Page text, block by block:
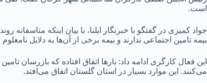
است.
جواد کمیزی در گفتگو با خبرنگار ایلنا، با بیان اینکه
بیمه تامین اجتماعی ندارند و بیمه برخی از آن‌ها به دلایل
این فعال کارگری ادامه داد: بارها اتفاق افتاده که بازرسان
می‌کنند. این موارد بسیار در استان گلستان اتفاق می‌افتد.